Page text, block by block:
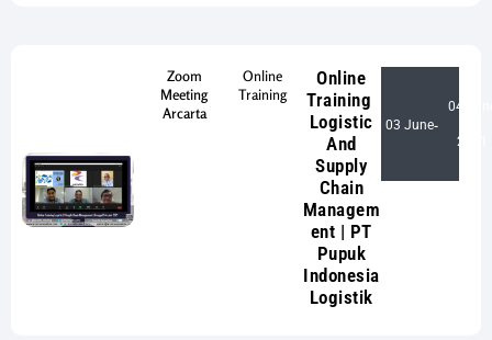
Zoom
Meeting
Arcarta
Online
Training
Online
Training
Logistic
And
Supply
Chain
Managem
ent | PT
Pupuk
Indonesia
Logistik
03 June-
04
2021